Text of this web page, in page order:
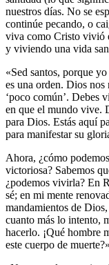
nuestros días. No se
continúe pecando, o
viva como Cristo vivió
y viviendo una vida
«Sed santos, porque
es una orden. Dios nos
‘poco común’. Debes
en que el mundo vive.
para Dios. Estás aquí
para manifestar su
Ahora, ¿cómo
victoriosa? Sabemos
¿podemos vivirla? En
sé; en mi mente
mandamientos de
cuanto más lo intento,
hacerlo. ¡Qué hombre
este cuerpo de